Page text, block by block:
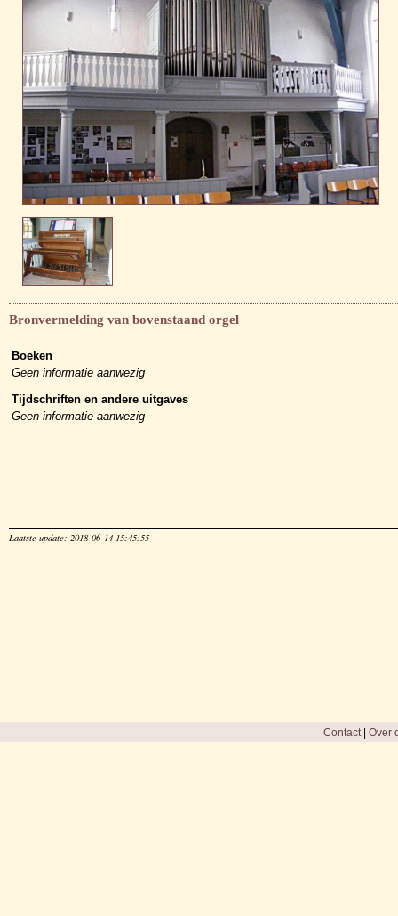
Bronvermelding van bovenstaand orgel
Boeken
Geen informatie aanwezig
Tijdschriften en andere uitgaves
Geen informatie aanwezig
Laatste update: 2018-06-14 15:45:55
Contact| Over